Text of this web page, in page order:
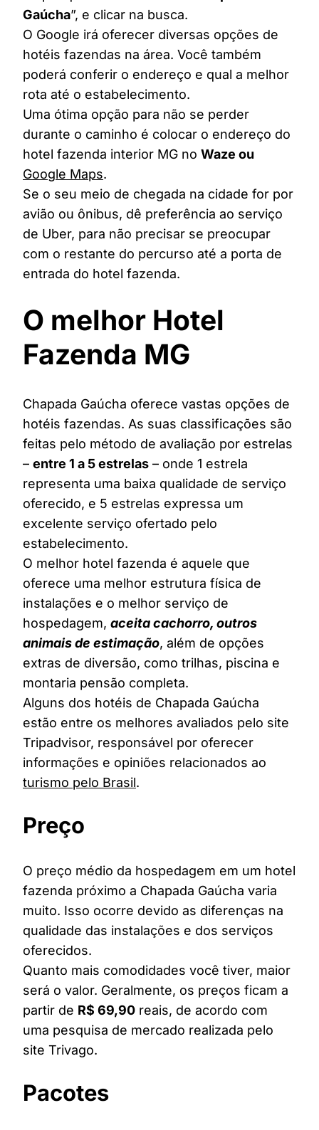
Gaúcha”, e clicar na busca.
O Google irá oferecer diversas opções de
hotéis fazendas na área. Você também
poderá conferir o endereço e qual a melhor
rota até o estabelecimento.
Uma ótima opção para não se perder
durante o caminho é colocar o endereço do
hotel fazenda interior MG no Waze ou
Google Maps.
Se o seu meio de chegada na cidade for por
avião ou ônibus, dê preferência ao serviço
de Uber, para não precisar se preocupar
com o restante do percurso até a porta de
entrada do hotel fazenda.
O melhor Hotel
Fazenda MG
Chapada Gaúcha oferece vastas opções de
hotéis fazendas. As suas classificações são
feitas pelo método de avaliação por estrelas
– entre 1 a 5 estrelas – onde 1 estrela
representa uma baixa qualidade de serviço
oferecido, e 5 estrelas expressa um
excelente serviço ofertado pelo
estabelecimento.
O melhor hotel fazenda é aquele que
oferece uma melhor estrutura física de
instalações e o melhor serviço de
hospedagem, aceita cachorro, outros
animais de estimação, além de opções
extras de diversão, como trilhas, piscina e
montaria pensão completa.
Alguns dos hotéis de Chapada Gaúcha
estão entre os melhores avaliados pelo site
Tripadvisor, responsável por oferecer
informações e opiniões relacionados ao
turismo pelo Brasil.
Preço
O preço médio da hospedagem em um hotel
fazenda próximo a Chapada Gaúcha varia
muito. Isso ocorre devido as diferenças na
qualidade das instalações e dos serviços
oferecidos.
Quanto mais comodidades você tiver, maior
será o valor. Geralmente, os preços ficam a
partir de R$ 69,90 reais, de acordo com
uma pesquisa de mercado realizada pelo
site Trivago.
Pacotes